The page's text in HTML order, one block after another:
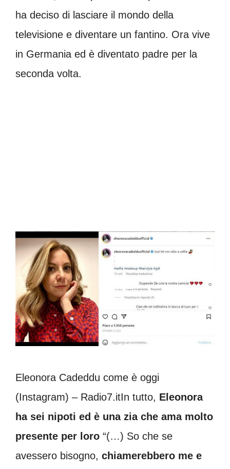
ha deciso di lasciare il mondo della
televisione e diventare un fantino. Ora vive
in Germania ed è diventato padre per la
seconda volta.
Eleonora Cadeddu come è oggi
(Instagram) – Radio7.itIn tutto, Eleonora
ha sei nipoti ed è una zia che ama molto
presente per loro “(…) So che se
avessero bisogno, chiamerebbero me e